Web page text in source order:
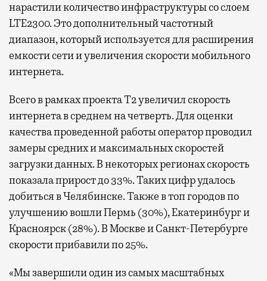
нарастили количество инфраструктуры со слоем
LTE2300. Это дополнительный частотный
диапазон, который используется для расширения
емкости сети и увеличения скорости мобильного
интернета.
Всего в рамках проекта Т2 увеличил скорость
интернета в среднем на четверть. Для оценки
качества проведенной работы оператор проводил
замеры средних и максимальных скоростей
загрузки данных. В некоторых регионах скорость
показала прирост до 33%. Таких цифр удалось
добиться в Челябинске. Также в топ городов по
улучшению вошли Пермь (30%), Екатеринбург и
Красноярск (28%). В Москве и Санкт-Петербурге
скорости прибавили по 25%.
«Мы завершили один из самых масштабных